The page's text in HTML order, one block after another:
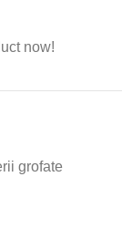
now!
grofate